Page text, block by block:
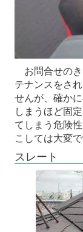
お問合せのき
テナンスをさ
せんが、確か
しまうほど固
てしまう危険
こしては大変
スレート